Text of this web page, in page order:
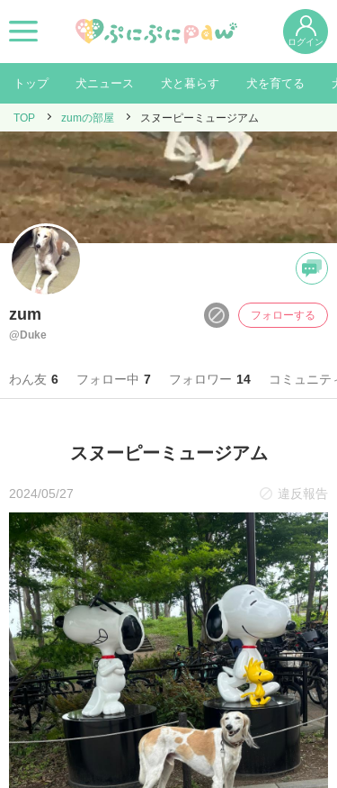
ログイン
トップ 犬ニュース 犬と暮らす 犬を育てる
TOP zumの部屋 スヌーピーミュージアム
zum
@Duke
フォローする
わん友 6 フォロー中 7 フォロワー 14 コミュニティ
スヌーピーミュージアム
2024/05/27 違反報告